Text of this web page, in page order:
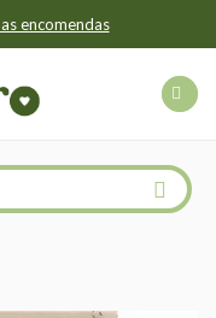
encomendas